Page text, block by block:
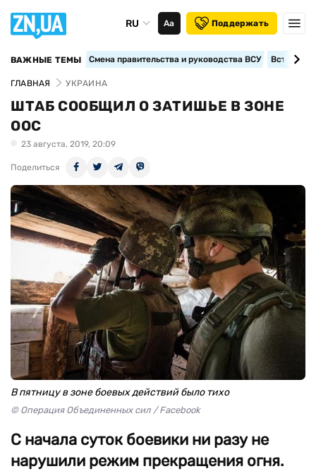
RU Аа Поддержать
ВАЖНЫЕ ТЕМЫ Смена правительства и руководства ВСУ
ГЛАВНАЯ УКРАИНА
ШТАБ СООБЩИЛ О ЗАТИШЬЕ В ЗОНЕ
ООС
23 августа, 2019, 20:09
Поделиться
В пятницу в зоне боевых действий было тихо
© Операция Объединенных сил / Facebook
С начала суток боевики ни разу не
нарушили режим прекращения огня.